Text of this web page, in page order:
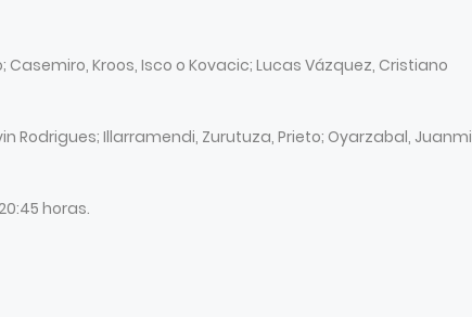
Casemiro, Kroos, Isco o Kovacic; Lucas Vázquez, Cristiano
Rodrigues; Illarramendi, Zurutuza, Prieto; Oyarzabal, Juanmi
horas.